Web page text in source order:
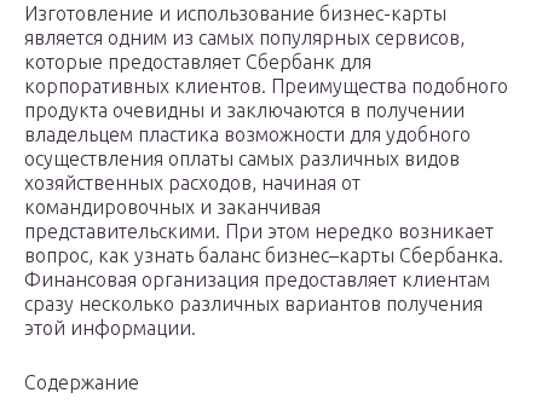
Изготовление и использование бизнес-карты
является одним из самых популярных сервисов,
которые предоставляет Сбербанк для
корпоративных клиентов. Преимущества подобного
продукта очевидны и заключаются в получении
владельцем пластика возможности для удобного
осуществления оплаты самых различных видов
хозяйственных расходов, начиная от
командировочных и заканчивая
представительскими. При этом нередко возникает
вопрос, как узнать баланс бизнес–карты Сбербанка.
Финансовая организация предоставляет клиентам
сразу несколько различных вариантов получения
этой информации.
Содержание